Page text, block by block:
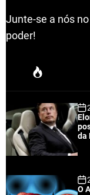
Junte-se a nós
poder!
P
u
a
r
da
O